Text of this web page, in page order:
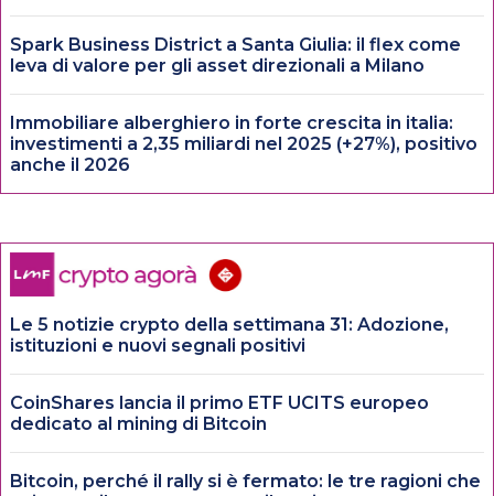
Spark Business District a Santa Giulia: il flex come
leva di valore per gli asset direzionali a Milano
Immobiliare alberghiero in forte crescita in italia:
investimenti a 2,35 miliardi nel 2025 (+27%), positivo
anche il 2026
Le 5 notizie crypto della settimana 31: Adozione,
istituzioni e nuovi segnali positivi
CoinShares lancia il primo ETF UCITS europeo
dedicato al mining di Bitcoin
Bitcoin, perché il rally si è fermato: le tre ragioni che